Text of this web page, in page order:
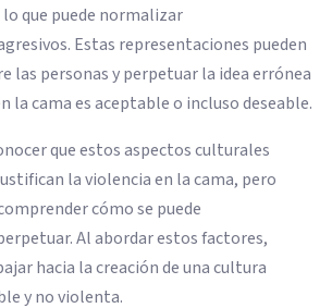
que puede normalizar
Estas representaciones pueden
las personas y perpetuar la idea errónea
la cama es aceptable o incluso deseable.
que estos aspectos culturales
la violencia en la cama, pero
cómo se puede
Al abordar estos factores,
hacia la creación de una cultura
y no violenta.